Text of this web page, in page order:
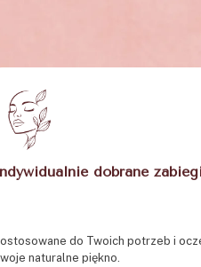
dobrane
do Twoich potrzeb i
naturalne piękno.